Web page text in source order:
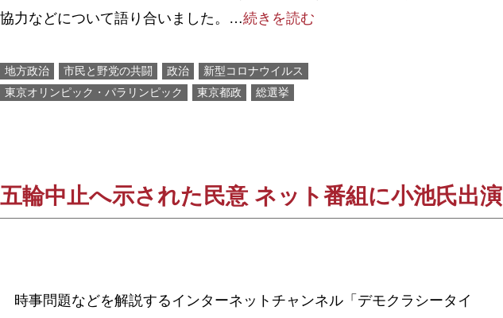
協力などについて語り合いました。…続きを読む
地方政治 市民と野党の共闘 政治
新型コロナウイルス
東京オリンピック・パラリンピック
東京都政 総選挙
五輪中止へ示された民意 ネット番組に小池氏出演
時事問題などを解説するインターネットチャンネル「デモクラシータイ